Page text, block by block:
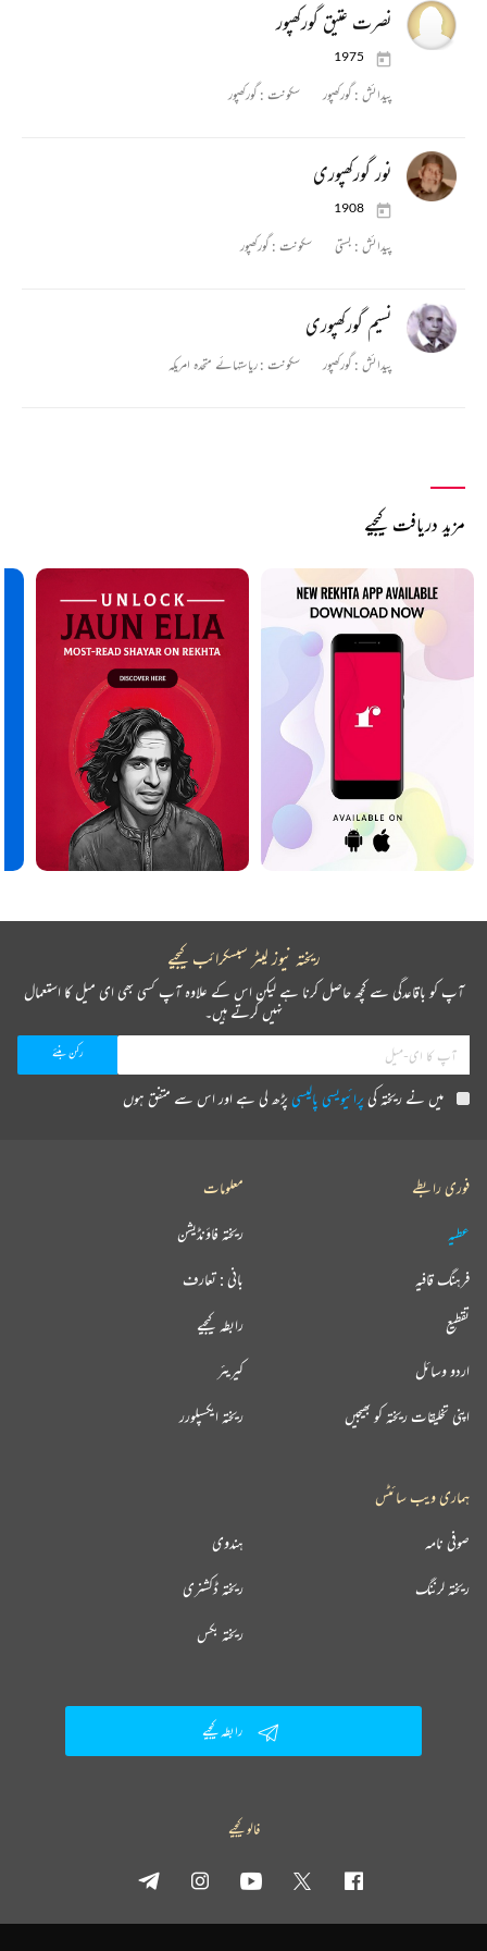
نصرت عتیق گورکھپور
1975
پیدائش : گورکھپور سکونت : گورکھپور
نور گورکھپوری
1908
پیدائش : بستی سکونت : گورکھپور
نسیم گورکھپوری
پیدائش : گورکھپور سکونت :ریاستہائے متحدہ امریکہ
مزید دریافت کیجیے
ریختہ نیوز لیٹر سبسکرائب کیجیے
آپ کو باقاعدگی سے کچھ حاصل کرنا ہے لیکن اس کے علاوہ آپ کسی بھی ای میل کا استعمال
نہیں کرتے ہیں۔
میں نے ریختہ کیپرائیویسی پالیسیپڑھ لی ہے اور اس سے متفق ہوں
فوری رابطے
عطیہ
فرہنگ قافیہ
تقطیع
اردو وسائل
اپنی تخلیقات ریختہ کو بھیجیں
معلومات
ریختہ فاؤنڈیشن
بانی : تعارف
رابطہ کیجیے
کیریئر
ریختہ ایکسپلورر
ہماری ویب سائٹس
ہندوی صوفی نامہ
ریختہ ڈکشنری ریختہ لرننگ
ریختہ بکس
رابطہ کیجیے
فالو کیجیے